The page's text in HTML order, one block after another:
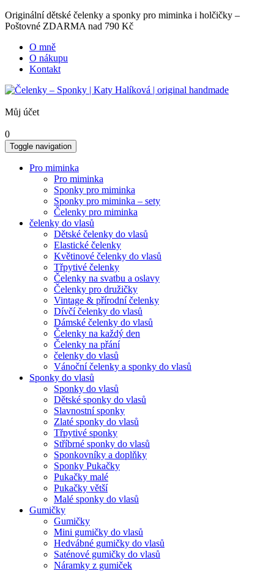
Originální dětské čelenky a sponky pro miminka i holčičky –
Poštovné ZDARMA nad 790 Kč
O mně
O nákupu
Kontakt
Můj účet
0
Toggle navigation
Pro miminka
Pro miminka
Sponky pro miminka
Sponky pro miminka – sety
Čelenky pro miminka
čelenky do vlasů
Dětské čelenky do vlasů
Elastické čelenky
Květinové čelenky do vlasů
Třpytivé čelenky
Čelenky na svatbu a oslavy
Čelenky pro družičky
Vintage & přírodní čelenky
Dívčí čelenky do vlasů
Dámské čelenky do vlasů
Čelenky na každý den
Čelenky na přání
čelenky do vlasů
Vánoční čelenky a sponky do vlasů
Sponky do vlasů
Sponky do vlasů
Dětské sponky do vlasů
Slavnostní sponky
Zlaté sponky do vlasů
Třpytivé sponky
Stříbrné sponky do vlasů
Sponkovníky a doplňky
Sponky Pukačky
Pukačky malé
Pukačky větší
Malé sponky do vlasů
Gumičky
Gumičky
Mini gumičky do vlasů
Hedvábné gumičky do vlasů
Saténové gumičky do vlasů
Náramky z gumiček